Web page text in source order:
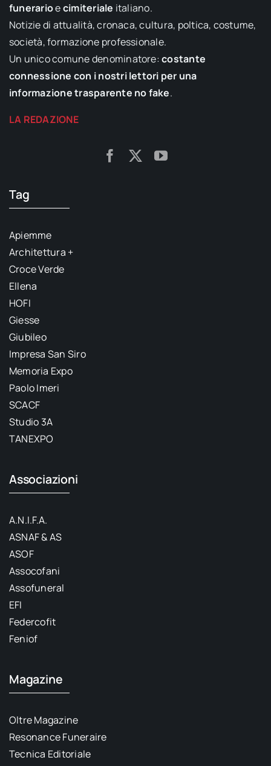
funerarioecimiteriale italiano.
Notizie di attualità, cronaca, cultura, poltica, costume,
società, formazione professionale.
Un unico comune denominatore:costante
connessione con i nostri lettori per una
informazione trasparente no fake.
LA REDAZIONE
Tag
Apiemme
Architettura +
Croce Verde
Ellena
HOFI
Giesse
Giubileo
Impresa San Siro
Memoria Expo
Paolo Imeri
SCACF
Studio 3A
TANEXPO
Associazioni
A.N.I.F.A.
ASNAF & AS
ASOF
Assocofani
Assofuneral
EFI
Federcofit
Feniof
Magazine
Oltre Magazine
Resonance Funeraire
Tecnica Editoriale